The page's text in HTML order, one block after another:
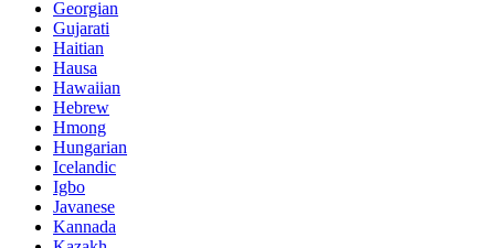
Georgian
Gujarati
Haitian
Hausa
Hawaiian
Hebrew
Hmong
Hungarian
Icelandic
Igbo
Javanese
Kannada